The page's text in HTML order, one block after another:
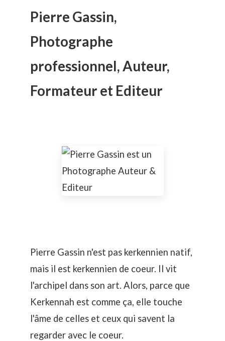
Pierre Gassin,
Photographe
professionnel, Auteur,
Formateur et Editeur
Pierre Gassin n'est pas kerkennien natif,
mais il est kerkennien de coeur. Il vit
l'archipel dans son art. Alors, parce que
Kerkennah est comme ça, elle touche
l'âme de celles et ceux qui savent la
regarder avec le coeur.